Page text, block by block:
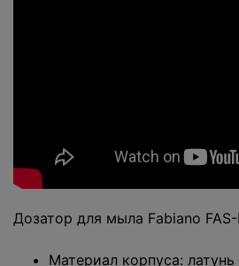
Дозатор для мыла Fabiano
Материал корпуса: латунь